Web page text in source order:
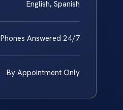
English, Spanish
Phones Answered 24/7
By Appointment Only